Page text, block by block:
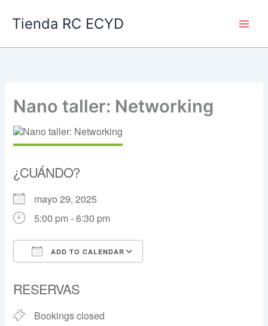
Tienda RC ECYD
Nano taller: Networking
mayo 29, 2025
5:00 pm - 6:30 pm
ADD TO CALENDAR
Bookings closed